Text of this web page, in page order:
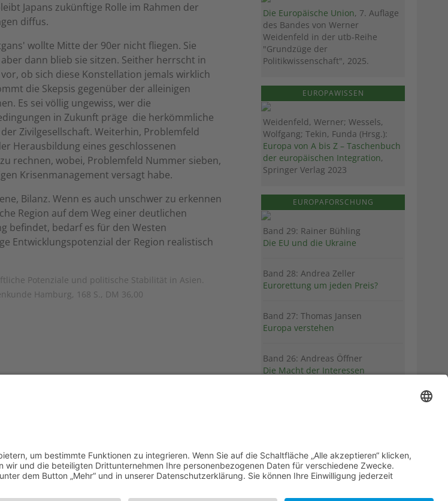
Japans zukünftige Rolle im Rahmen der
diffus.
wollte Mitte der 90er nicht fliegen. Sie
dann blieb sie sitzen. Seither herrscht in
ob sich diese Konstellation jemals wirklich
die Skepsis gegenüber der alleinigen
Es sei völlig ungewiss, wer die
in Zukunft präge  die herkömmliche
Zivilgesellschaft. Weiterhin, Problemfeld
Herausbildung eines geschlossenen
rechnen, wobei, Problemfeld Nummer sieben,
Krisenmanagement versagt habe.
Bilanz. Wenn es auch unschwer zu erkennen
Region auf dem Weg einer deutlichen
befindet, bedarf es für den Westen
Entwicklungspotenzial der Region realistisch
Potenziale und politische Stabilität in Asien.
Hamburg, 168 S., DM 36,00
Die Europäische Union, 7. Auflage
des Bandes von Werner
Weidenfeld in der utb-Reihe
"Grundzüge der
Politikwissenschaft", 2025.
EUROPAWISSEN
Weidenfeld, Werner; Wessels,
Wolfgang; Tekin, Funda (Hrsg.):
Europa von A bis Z – Taschenbuch
der europäischen Integration,
Springer Verlag 2023
EUROPAFORSCHUNG
Band 29: Rainer Bühling
Die EU und die Ukraine
Band 28: Andrea Zeller
Eurorettung um jeden Preis?
Band 27: Thomas Jansen
Europa verstehen
Band 26: Andreas Öffner
Die Macht der Interessen
PDF-Flyer zur Schriftenreihe